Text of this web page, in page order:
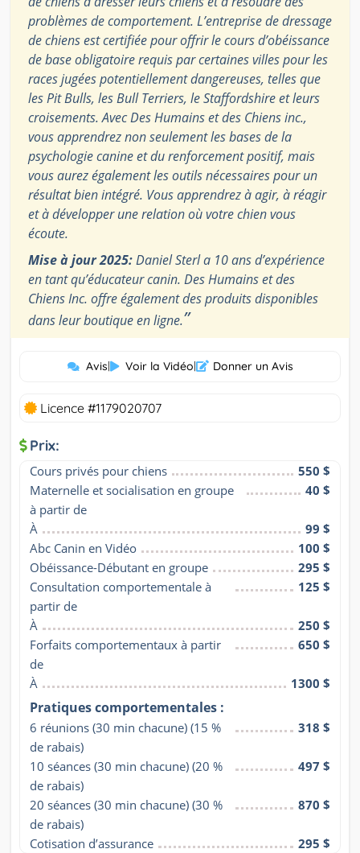
problèmes de comportement. L’entreprise de dressage
de chiens est certifiée pour offrir le cours d’obéissance
de base obligatoire requis par certaines villes pour les
races jugées potentiellement dangereuses, telles que
les Pit Bulls, les Bull Terriers, le Staffordshire et leurs
croisements. Avec Des Humains et des Chiens inc.,
vous apprendrez non seulement les bases de la
psychologie canine et du renforcement positif, mais
vous aurez également les outils nécessaires pour un
résultat bien intégré. Vous apprendrez à agir, à réagir
et à développer une relation où votre chien vous
écoute.
Mise à jour 2025:Daniel Sterl a 10 ans d’expérience
en tant qu’éducateur canin. Des Humains et des
Chiens Inc. offre également des produits disponibles
dans leur boutique en ligne.”
Avis| Voir la Vidéo| Donner un Avis
Licence #1179020707
Prix:
Cours privés pour chiens
550 $
Maternelle et socialisation en groupe
à partir de
40 $
À
99 $
Abc Canin en Vidéo
100 $
Obéissance-Débutant en groupe
295 $
Consultation comportementale à
partir de
125 $
À
250 $
Forfaits comportementaux à partir
de
650 $
À 1300 $
Pratiques comportementales :
6 réunions (30 min chacune) (15 %
de rabais)
318 $
10 séances (30 min chacune) (20 %
de rabais)
497 $
20 séances (30 min chacune) (30 %
de rabais)
870 $
Cotisation d’assurance 295 $